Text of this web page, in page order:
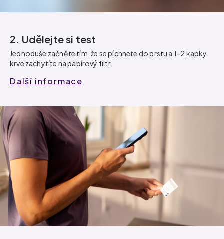
2. Udělejte si test
Jednoduše začněte tím, že se píchnete do prstu a 1-2 kapky
krve zachytíte na papírový filtr.
Další informace